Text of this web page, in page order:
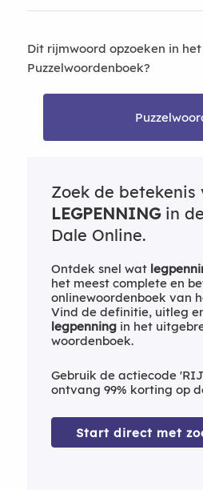
Dit rijmwoord opzoeken in
Puzzelwoordenboek?
Zoek de betekenis
LEGPENNINGin
Dale Online.
Ontdek snel wat
het meest complete en
onlinewoordenboek van
Vind de definitie, uitleg
legpenningin het
woordenboek.
Gebruik de actiecode
ontvang 99% korting op
Start direct met